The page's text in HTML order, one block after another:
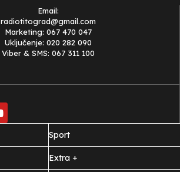
Email:
radiotitograd@gmail.com
Marketing: 067 470 047
Uključenje: 020 282 090
Viber & SMS: 067 311 100
Sport
Extra +